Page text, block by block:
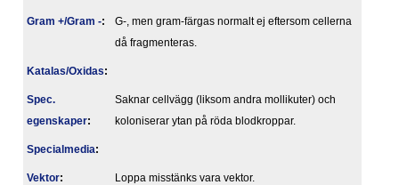
Gram +/Gram -:
G-, men gram-färgas normalt ej eftersom cellerna
då fragmenteras.
Katalas/Oxidas:
Spec.
egenskaper:
Saknar cellvägg (liksom andra mollikuter) och
koloniserar ytan på röda blodkroppar.
Specialmedia:
Vektor: Loppa misstänks vara vektor.